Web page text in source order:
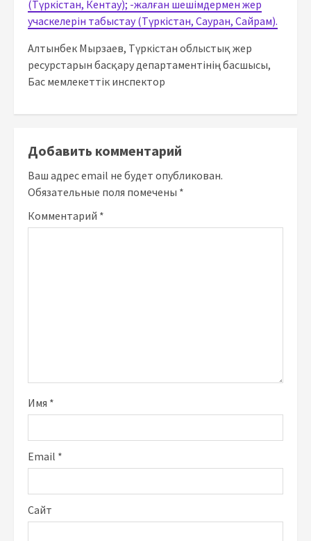
Алтынбек Мырзаев, Түркістан облыстық жер
ресурстарын басқару департаментінің басшысы,
Бас мемлекеттік инспектор
Добавить комментарий
Ваш адрес email не будет опубликован.
Обязательные поля помечены *
Комментарий *
Имя *
Email *
Сайт